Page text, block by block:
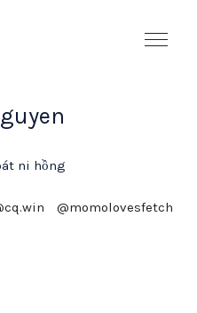
ni hồng
@momolovesfetch